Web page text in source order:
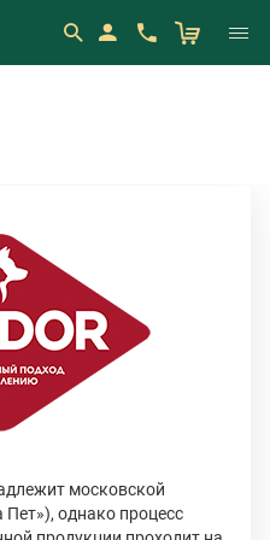
московской
однако процесс